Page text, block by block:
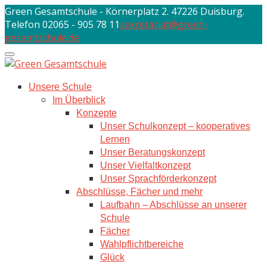
Skip
to
content
Green Gesamtschule - Körnerplatz 2. 47226 Duisburg.
Telefon 02065 - 905 78 11sekretariat@green-
gesamtschule.de
Unsere Schule
Im Überblick
Konzepte
Unser Schulkonzept – kooperatives
Lernen
Unser Beratungskonzept
Unser Vielfaltkonzept
Unser Sprachförderkonzept
Abschlüsse, Fächer und mehr
Laufbahn – Abschlüsse an unserer
Schule
Fächer
Wahlpflichtbereiche
Glück